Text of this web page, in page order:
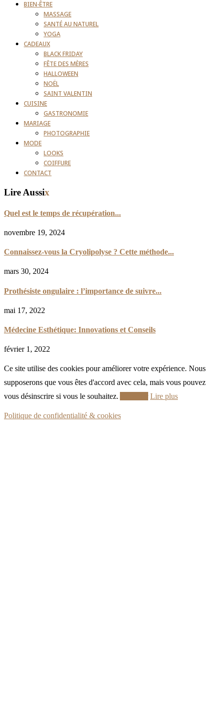
BIEN-ÊTRE
MASSAGE
SANTÉ AU NATUREL
YOGA
CADEAUX
BLACK FRIDAY
FÊTE DES MÈRES
HALLOWEEN
NOËL
SAINT VALENTIN
CUISINE
GASTRONOMIE
MARIAGE
PHOTOGRAPHIE
MODE
LOOKS
COIFFURE
CONTACT
Lire Aussix
Quel est le temps de récupération...
novembre 19, 2024
Connaissez-vous la Cryolipolyse ? Cette méthode...
mars 30, 2024
Prothésiste ongulaire : l’importance de suivre...
mai 17, 2022
Médecine Esthétique: Innovations et Conseils
février 1, 2022
Ce site utilise des cookies pour améliorer votre expérience. Nous
supposerons que vous êtes d'accord avec cela, mais vous pouvez
vous désinscrire si vous le souhaitez.
Lire plus
Politique de confidentialité & cookies